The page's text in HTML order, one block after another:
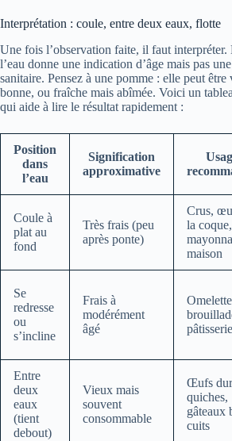
Interprétation : coule, entre deux eaux, flotte
Une fois l’observation faite, il faut interpréter.
l’eau donne une indication d’âge mais pas
sanitaire. Pensez à une pomme : elle peut
bonne, ou fraîche mais abîmée. Voici un
qui aide à lire le résultat rapidement :
Position
dans
l’eau
Signification
approximative
Coule à
plat au
fond
Très frais (peu
après ponte)
Crus,
la coque,
maison
Se
redresse
ou
s’incline
Frais à
modérément
âgé
Entre
deux
eaux
(tient
debout)
Vieux mais
souvent
consommable
Œufs
quiches,
gâteaux
cuits